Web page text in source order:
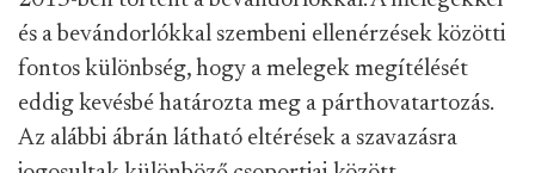
és a bevándorlókkal szembeni ellenérzések közötti
fontos különbség, hogy a melegek megítélését
eddig kevésbé határozta meg a párthovatartozás.
Az alábbi ábrán látható eltérések a szavazásra